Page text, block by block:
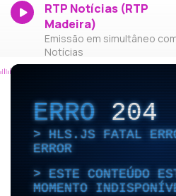
RTP Notícias (RTP
Madeira)
Emissão em simultâneo
Notícias
ERRO204
HLS.JS FATAL
ERROR
ESTE CONTEÚDO
MOMENTO